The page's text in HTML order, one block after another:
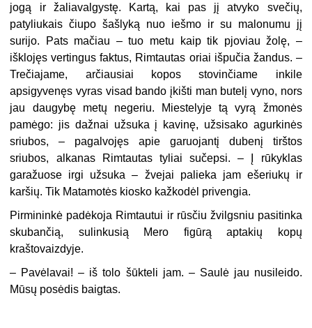
jogą ir žaliavalgystę. Kartą, kai pas jį atvyko svečių,
patyliukais čiupo šašlyką nuo iešmo ir su malonumu jį
surijo. Pats mačiau – tuo metu kaip tik pjoviau žolę, –
išklojęs vertingus faktus, Rimtautas oriai išpučia žandus. –
Trečiajame, arčiausiai kopos stovinčiame inkile
apsigyvenęs vyras visad bando įkišti man butelį vyno, nors
jau daugybę metų negeriu. Miestelyje tą vyrą žmonės
pamėgo: jis dažnai užsuka į kavinę, užsisako agurkinės
sriubos, – pagalvojęs apie garuojantį dubenį tirštos
sriubos, alkanas Rimtautas tyliai sučepsi. – Į rūkyklas
garažuose irgi užsuka – žvejai palieka jam ešeriukų ir
karšių. Tik Matamotės kiosko kažkodėl privengia.
Pirmininkė padėkoja Rimtautui ir rūsčiu žvilgsniu pasitinka
skubančią, sulinkusią Mero figūrą aptakių kopų
kraštovaizdyje.
– Pavėlavai! – iš tolo šūkteli jam. – Saulė jau nusileido.
Mūsų posėdis baigtas.